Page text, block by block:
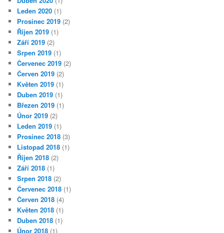
Leden 2020 (1)
Prosinec 2019 (2)
Říjen 2019 (1)
Září 2019 (2)
Srpen 2019 (1)
Červenec 2019 (2)
Červen 2019 (2)
Květen 2019 (1)
Duben 2019 (1)
Březen 2019 (1)
Únor 2019 (2)
Leden 2019 (1)
Prosinec 2018 (3)
Listopad 2018 (1)
Říjen 2018 (2)
Září 2018 (1)
Srpen 2018 (2)
Červenec 2018 (1)
Červen 2018 (4)
Květen 2018 (1)
Duben 2018 (1)
Únor 2018 (1)